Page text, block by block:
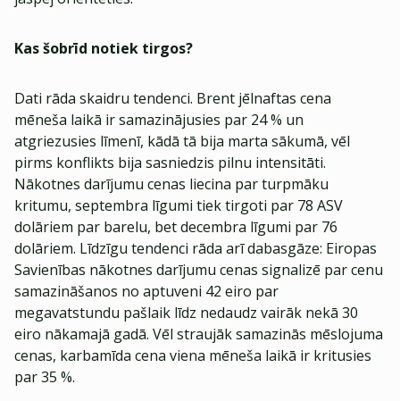
Kas šobrīd notiek tirgos?
Dati rāda skaidru tendenci. Brent jēlnaftas cena
mēneša laikā ir samazinājusies par 24 % un
atgriezusies līmenī, kādā tā bija marta sākumā, vēl
pirms konflikts bija sasniedzis pilnu intensitāti.
Nākotnes darījumu cenas liecina par turpmāku
kritumu, septembra līgumi tiek tirgoti par 78 ASV
dolāriem par barelu, bet decembra līgumi par 76
dolāriem. Līdzīgu tendenci rāda arī dabasgāze: Eiropas
Savienības nākotnes darījumu cenas signalizē par cenu
samazināšanos no aptuveni 42 eiro par
megavatstundu pašlaik līdz nedaudz vairāk nekā 30
eiro nākamajā gadā. Vēl straujāk samazinās mēslojuma
cenas, karbamīda cena viena mēneša laikā ir kritusies
par 35 %.